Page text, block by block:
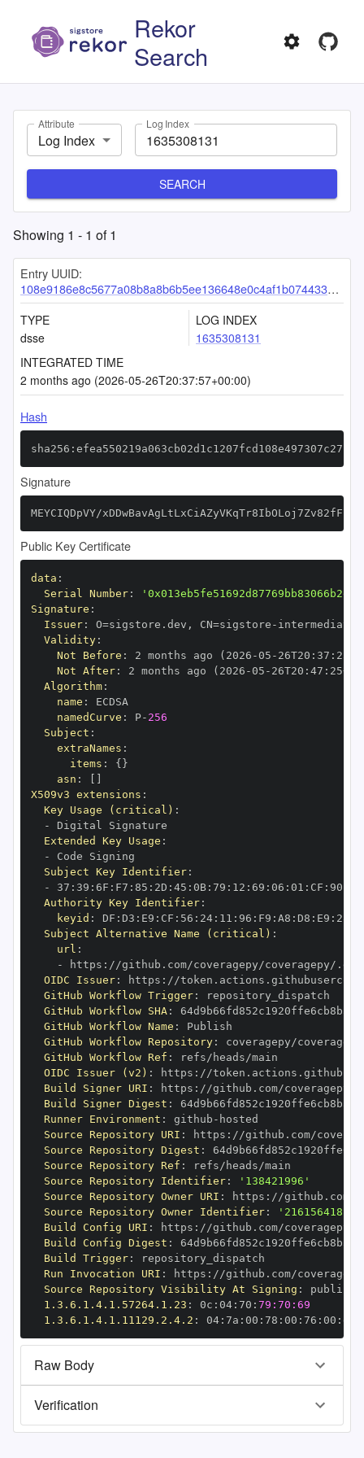
Rekor
Search
Attribute
Log Index
Log Index
SEARCH
Showing 1 - 1 of1
Entry UUID:
108e9186e8c5677a08b8a8b6b5ee136648e0c4af1b074433e76d3b28069d42358d6017ce14446faf
TYPE
dsse
LOG INDEX
1635308131
INTEGRATED TIME
2 months ago (2026-05-26T20:37:57+00:00)
Hash
Signature
MEYCIQDpVY/
Public Key Certificate
data :
Serial Number:
Signature :
Issuer: O=sigstore.dev , CN=sigstore -
Validity:
Not Before : 2 months ago (2026 -05 - 26T20 : 37 :
Not After: 2 months ago (2026 -05 - 26T20 : 47 : 25+00
Algorithm:
name :
namedCurve : P- 256
Subject :
extraNames :
items : { }
asn :
X509v3 extensions :
Key Usage (critical) :
-
Extended Key Usage :
-
Subject Key Identifier:
-
37 : 39 : 6F : F7 : 85 : 2D : 45 : 0B: 79 : 12 : 69 : 06 : 01 : CF : 90
Authority Key Identifier:
keyid : DF : D3 : E9 : CF : 56 : 24: 11 : 96 : F9 : A8 : D8 : E9 : 28
Subject Alternative Name (critical) :
url :
-
https :
OIDC Issuer: https :
GitHub Workflow Trigger:
GitHub Workflow SHA:
GitHub Workflow Name :
GitHub Workflow Repository:
GitHub Workflow Ref :
OIDC Issuer (v2) : https :
Build Signer URI : https :
Build Signer Digest :
Runner Environment : github -
Source Repository URI : https :
Source Repository Digest :
Source Repository Ref :
Source Repository Identifier:
'138421996'
Source Repository Owner URI : https :
Source Repository Owner Identifier:
'216156418'
Build Config URI : https :
Build Config Digest :
Build Trigger:
Run Invocation URI : https :
Source Repository Visibility At Signing :
1.3.6.1.4.1.57264.1.23 : 0c : 04: 70 : 79:70:69
1.3.6.1.4.1.11129.2.4.2 : 04: 7a : 00 : 78 : 00 : 76 : 00 : dd
Raw Body
Verification